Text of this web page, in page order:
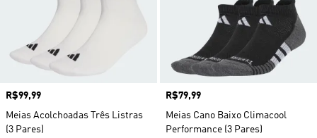
Preço
R$99,99
Meias Acolchoadas Três Listras
(3 Pares)
Preço
R$79,99
Meias Cano Baixo Climacool
Performance (3 Pares)